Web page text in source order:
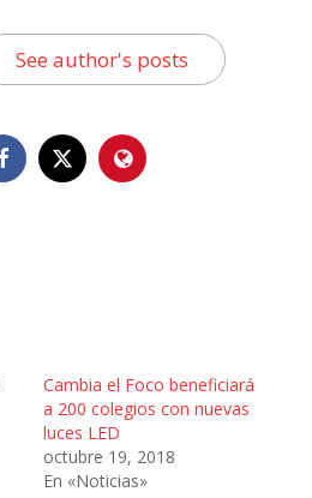
See author's posts
Cambia el Foco beneficiará
a 200 colegios con nuevas
luces LED
octubre 19, 2018
En «Noticias»